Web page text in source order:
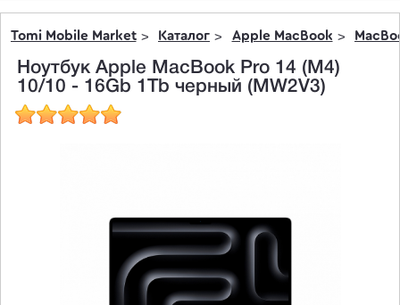
Tomi Mobile Market Каталог Apple MacBook
Ноутбук Apple MacBook Pro 14 (M4)
10/10 - 16Gb 1Tb черный (MW2V3)